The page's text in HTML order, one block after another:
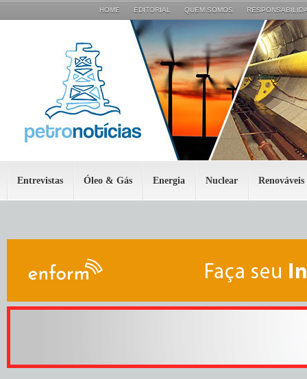
HOME EDITORIAL QUEM SOMOS
Entrevistas Óleo & Gás Energia Nuclear Renováveis